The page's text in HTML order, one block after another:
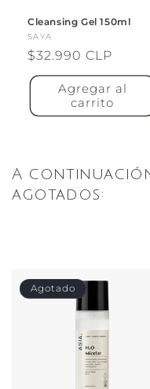
Cleansing Gel 150ml
Proveedor:
SAYA
Precio
habitual
$32.990 CLP
Agregar al
carrito
A
agotados:
Agotado